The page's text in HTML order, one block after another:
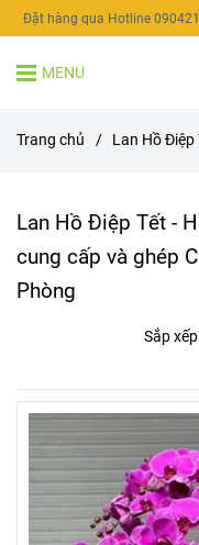
Đặt hàng qua Hotline
MENU
Trang chủ / Lan Hồ Điệp
Lan Hồ Điệp Tết -
cung cấp và ghép
Phòng
Sắp